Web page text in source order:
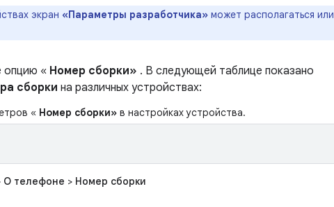
экран «Параметры разработчика» может располагаться или
опцию « Номер сборки» . В следующей таблице показано
сборки на различных устройствах:
« Номер сборки» в настройках устройства.
О телефоне > Номер сборки